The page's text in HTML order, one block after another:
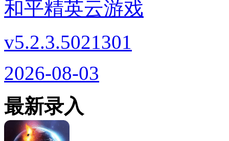
和平精英云游戏
v5.2.3.5021301
2026-08-03
最新录入